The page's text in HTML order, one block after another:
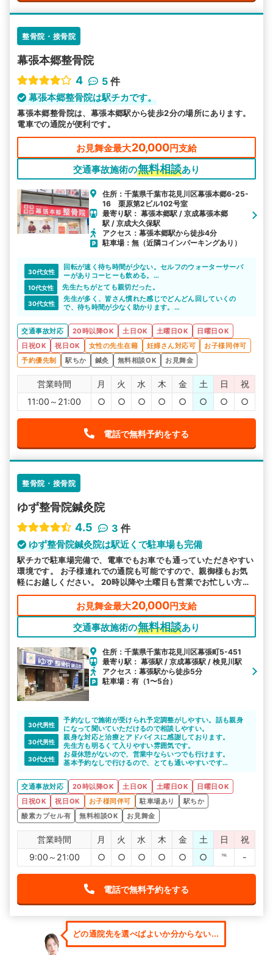
整骨院・接骨院
幕張本郷整骨院
4
5 件
幕張本郷整骨院は駅チカです。
幕張本郷整骨院は、幕張本郷駅から徒歩2分の場所にあります。
電車での通院が便利です。
お見舞金最大20,000円支給
交通事故施術の無料相談あり
住所：千葉県千葉市花見川区幕張本郷6-25-
16 栗原第2ビル102号室
最寄り駅： 幕張本郷駅 / 京成幕張本郷
駅 / 京成大久保駅
アクセス：幕張本郷駅から徒歩4分
駐車場：無（近隣コインパーキングあり）
30代女性
回転が速く待ち時間が少ない。セルフのウォーターサーバ
ーがありコーヒーも飲める。
子どもの対応にも慣れており、幅広い年齢層が通える。
10代女性 先生たちがとても親切だった。
30代女性
先生が多く、皆さん慣れた感じでどんどん回していくの
で、待ち時間が少なく助かります。
人の施術時間が20分前後なのでちょっと物足りなさはあり
ますが、先生達と話してると気持ちが晴れていきますの
で、短く感じるだけかもしれません。
交通事故対応 20時以降OK 土日OK 土曜日OK
日曜日OK
日祝OK
祝日OK 女性の先生在籍 妊婦さん対応可
お子様同伴可
予約優先制
駅ちか 鍼灸 無料相談OK お見舞金
営業時間 月 火 水 木 金 土 日
祝
11:00～21:00
○ ○ ○ ○ ○ ○ ○ ○
電話で無料予約をする
整骨院・接骨院
ゆず整骨院鍼灸院
4.5
3 件
ゆず整骨院鍼灸院は駅近くで駐車場も完備
駅チカで駐車場完備で、電車でもお車でも通っていただきやすい
環境です。 お子様連れでの通院も可能ですので、親御様もお気
軽にお越しください。 20時以降や土曜日も営業でお忙しい方も
安心です。
お見舞金最大20,000円支給
交通事故施術の無料相談あり
住所：千葉県千葉市花見川区幕張町5-451
最寄り駅： 幕張駅 / 京成幕張駅 / 検見川駅
アクセス：幕張駅から徒歩5分
駐車場：有（1〜5台）
30代男性
予約なしで施術が受けられ予定調整がしやすい。話も親身
になって聞いていただけるので相談しやすい。
30代男性
親身な対応と治療とアドバイスに感謝しております。
先生方も明るくて入りやすい雰囲気です。
30代女性
お昼休憩がないので、営業中ならいつでも行けます。
基本予約なしで行けるので、とても通いやすいです。
交通事故対応
20時以降OK 土日OK 土曜日OK
日曜日OK
日祝OK
祝日OK お子様同伴可 駐車場あり
駅ちか
酸素カプセル有
無料相談OK お見舞金
営業時間 月 火 水 木 金 土 日
祝
9:00～21:00
○ ○ ○ ○ ○ ○ ℡ -
電話で無料予約をする
どの通院先を選べばよいか分からない...